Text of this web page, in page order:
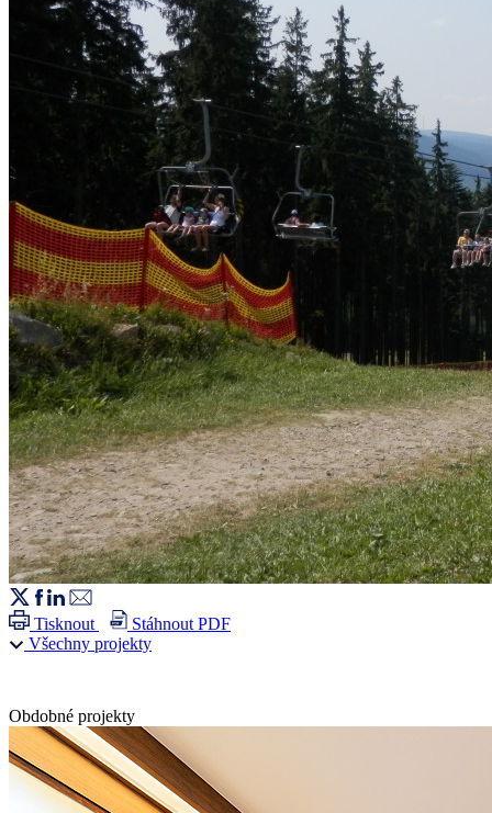
Tisknout
Stáhnout PDF
Všechny projekty
Obdobné projekty